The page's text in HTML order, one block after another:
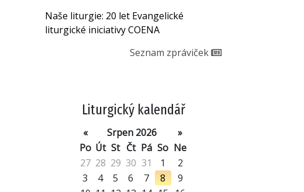
Naše liturgie: 20 let Evangelické
liturgické iniciativy COENA
Seznam zpráviček
Liturgický kalendář
« Srpen 2026
»
Po Út St Čt Pá So Ne
27 28 29 30 31 1
2
3
4 5 6 7 8
9